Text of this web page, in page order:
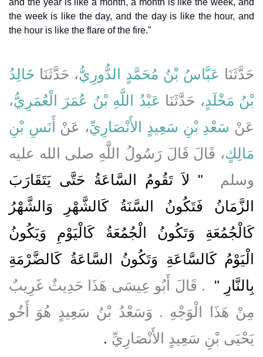
the week is like the day, and the day is like the hour, and
the hour is like the flare of the fire."
حَدَّثَنَا عَبَّاسُ بْنُ مُحَمَّدٍ الدُّورِيُّ، حَدَّثَنَا خَالِدُ
بْنُ مَخْلَدٍ، حَدَّثَنَا عَبْدُ اللَّهِ بْنُ عُمَرَ الْعُمَرِيُّ،
عَنْ سَعْدِ بْنِ سَعِيدٍ الأَنْصَارِيِّ، عَنْ أَنَسِ بْنِ
مَالِكٍ، قَالَ قَالَ رَسُولُ اللَّهِ صلى الله عليه
وسلم ‏
"‏ لاَ تَقُومُ السَّاعَةُ حَتَّى يَتَقَارَبَ
الزَّمَانُ فَتَكُونُ السَّنَةُ كَالشَّهْرِ وَالشَّهْرُ
كَالْجُمُعَةِ وَتَكُونُ الْجُمُعَةُ كَالْيَوْمِ وَيَكُونُ
الْيَوْمُ كَالسَّاعَةِ وَتَكُونُ السَّاعَةُ كَالضَّرْمَةِ
بِالنَّارِ ‏"
‏ ‏.‏ قَالَ أَبُو عِيسَى هَذَا حَدِيثٌ غَرِيبٌ
مِنْ هَذَا الْوَجْهِ ‏.‏ وَسَعْدُ بْنُ سَعِيدٍ هُوَ أَخُو
يَحْيَى بْنِ سَعِيدٍ الأَنْصَارِيِّ ‏.‏